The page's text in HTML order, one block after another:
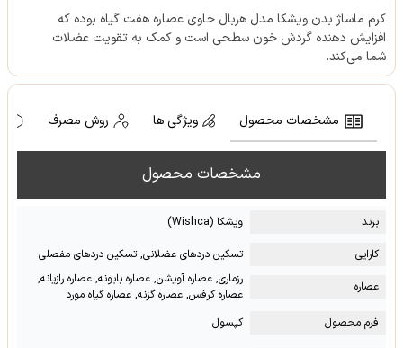
کرم ماساژ بدن ویشکا مدل هربال حاوی عصاره هفت گیاه بوده که
افزایش دهنده گردش خون سطحی است و کمک به تقویت عضلات
شما می‌کند.
مشخصات محصول ویژگی ها روش مصرف
مشخصات محصول
برند
ویشکا (Wishca)
کارایی
تسکین دردهای عضلانی, تسکین دردهای مفصلی
عصاره
رزماری, عصاره آویشن, عصاره بابونه, عصاره رازیانه,
عصاره کرفس, عصاره گزنه, عصاره گیاه مورد
فرم محصول
کپسول